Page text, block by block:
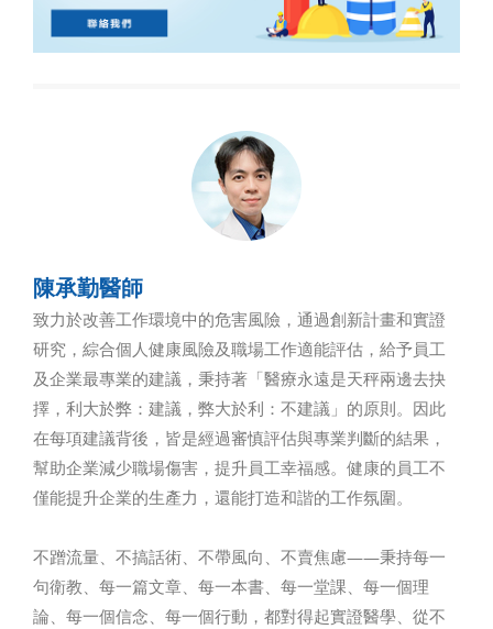
陳承勤醫師
致力於改善工作環境中的危害風險，通過創新計畫和實證
研究，綜合個人健康風險及職場工作適能評估，給予員工
及企業最專業的建議，秉持著「醫療永遠是天秤兩邊去抉
擇，利大於弊：建議，弊大於利：不建議」的原則。因此
在每項建議背後，皆是經過審慎評估與專業判斷的結果，
幫助企業減少職場傷害，提升員工幸福感。健康的員工不
僅能提升企業的生產力，還能打造和諧的工作氛圍。
不蹭流量、不搞話術、不帶風向、不賣焦慮——秉持每一
句衛教、每一篇文章、每一本書、每一堂課、每一個理
論、每一個信念、每一個行動，都對得起實證醫學、從不